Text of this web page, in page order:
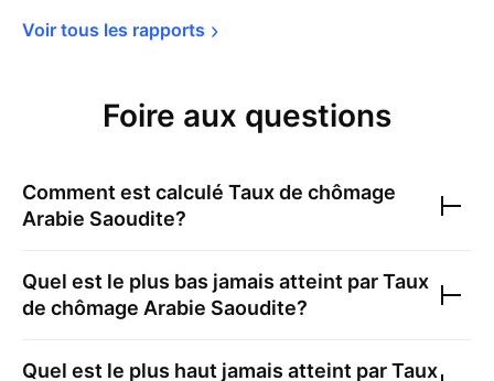
Voir tous les rapports
Foire aux questions
Comment est calculé Taux de chômage
Arabie Saoudite?
Quel est le plus bas jamais atteint parTaux
de chômage Arabie Saoudite?
Quel est le plus haut jamais atteint parTaux